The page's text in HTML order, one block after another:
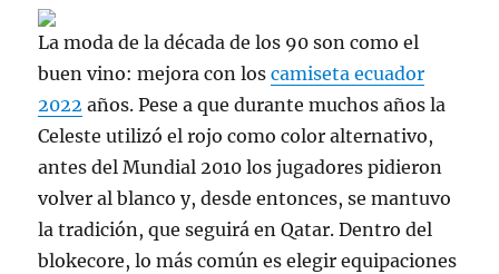
La moda de la década de los 90 son como el
buen vino: mejora con loscamiseta ecuador
2022 años. Pese a que durante muchos años la
Celeste utilizó el rojo como color alternativo,
antes del Mundial 2010 los jugadores pidieron
volver al blanco y, desde entonces, se mantuvo
la tradición, que seguirá en Qatar. Dentro del
blokecore, lo más común es elegir equipaciones